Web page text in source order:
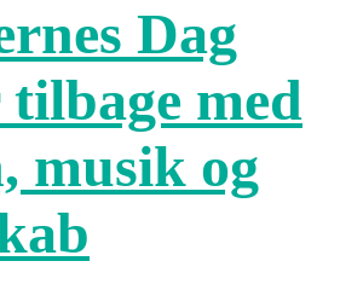
Dag
med
musik og